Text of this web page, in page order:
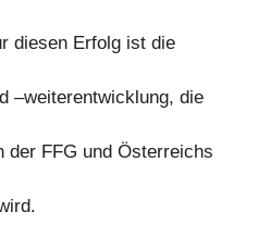
diesen Erfolg ist die
–weiterentwicklung, die
der FFG und Österreichs